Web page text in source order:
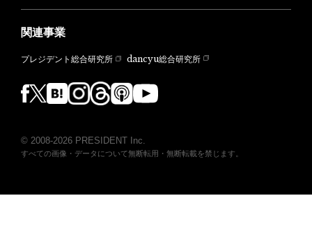
関連事業
プレジデント総合研究所 dancyu総合研究所
© 2008-2026 PRESIDENT Inc.
すべての画像・データについて無断転用・無断転載を禁じます。